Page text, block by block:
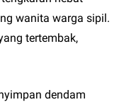
wanita warga sipil.
tertembak,
dendam